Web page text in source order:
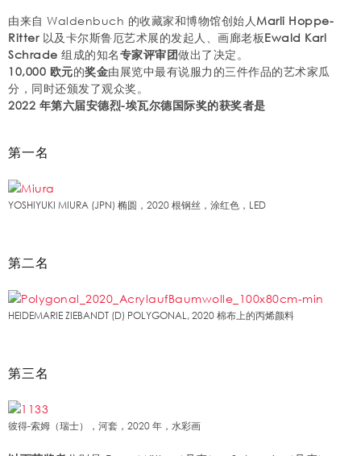
由来自 Waldenbuch 的收藏家和博物馆创始人Marli Hoppe-
Ritter 以及卡尔斯鲁厄艺术展的发起人、画廊老板Ewald Karl
Schrade 组成的知名专家评审团做出了决定。
10,000 欧元的奖金由展览中最有说服力的三件作品的艺术家瓜
分，同时还颁发了观众奖。
2022 年第六届安德烈-埃瓦尔德国际奖的获奖者是
第一名
YOSHIYUKI MIURA (JPN) 椭圆，2020 根钢丝，涂红色，LED
第二名
HEIDEMARIE ZIEBANDT (D) POLYGONAL, 2020 棉布上的丙烯颜料
第三名
彼得-索姆（瑞士），河套，2020 年，水彩画